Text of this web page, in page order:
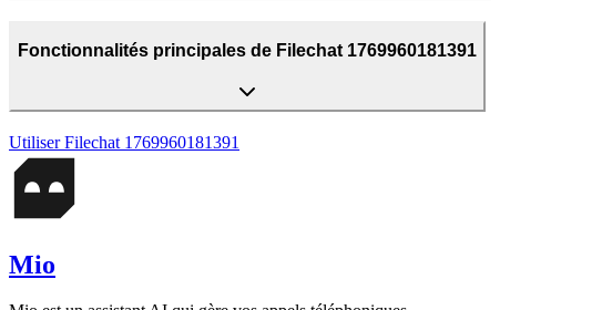
Fonctionnalités principales de Filechat 1769960181391
Utiliser Filechat 1769960181391
Mio